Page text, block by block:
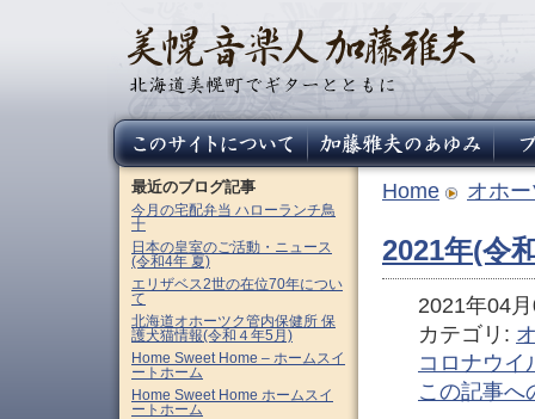
Home オホ
2021年(令
2021年04
カテゴリ:
コロナウイ
この記事へ
最近のブログ記事
今月の宅配弁当 ハローランチ鳥
十
日本の皇室のご活動・ニュース
(令和4年 夏)
エリザベス2世の在位70年につい
て
北海道オホーツク管内保健所 保
護犬猫情報(令和４年5月)
Home Sweet Home – ホームスイ
ートホーム
Home Sweet Home ホームスイ
ートホーム